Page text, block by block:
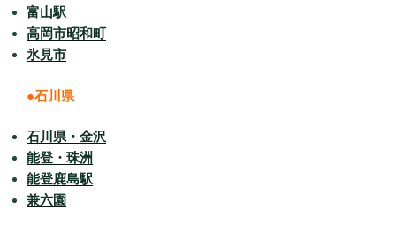
富山駅
高岡市昭和町
氷見市
●石川県
石川県・金沢
能登・珠洲
能登鹿島駅
兼六園